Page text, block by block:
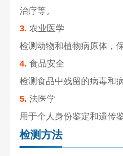
治疗等。
3. 农业医学
检测动物和植物病原体，
4. 食品安全
检测食品中残留的病毒和
5. 法医学
用于个人身份鉴定和遗传鉴
检测方法